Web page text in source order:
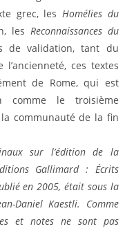
grec, les Homélies du
les Reconnaissances du
de validation, tant du
ces textes
de Rome, qui est
comme le troisième
communauté de la fin
sur l’édition de la
Gallimard : Écrits
en 2005, était sous la
Daniel Kaestli. Comme
et notes ne sont pas